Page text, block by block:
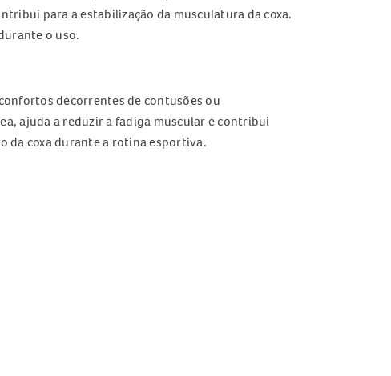
para a estabilização da musculatura da coxa.
o uso.
decorrentes de contusões ou
ajuda a reduzir a fadiga muscular e contribui
da coxa durante a rotina esportiva.